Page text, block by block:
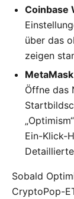
Coinbase
über das
zeigen
MetaMask
Öffne das
Ein-Klick-
Sobald
CryptoPop-